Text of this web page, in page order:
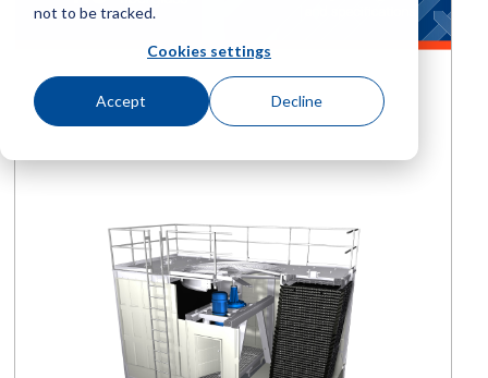
not to be tracked.
Cookies settings
Accept Decline